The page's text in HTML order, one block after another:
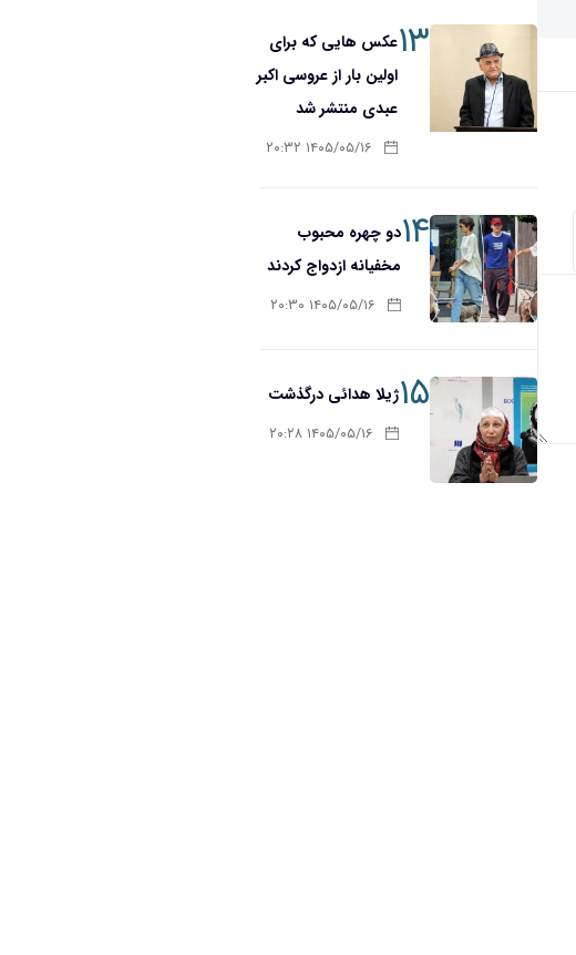
۱۳عکس هایی که برای
اولین بار از عروسی اکبر
عبدی منتشر شد
۱۴۰۵/۰۵/۱۶ ۲۰:۳۲
۱۴دو چهره محبوب
مخفیانه ازدواج کردند
۱۴۰۵/۰۵/۱۶ ۲۰:۳۰
۱۵ژیلا هدائی درگذشت
۱۴۰۵/۰۵/۱۶ ۲۰:۲۸